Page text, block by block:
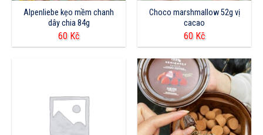
Alpenliebe kẹo mềm chanh
dây chia 84g
60 Kč
Choco marshmallow 52g vị
cacao
60 Kč